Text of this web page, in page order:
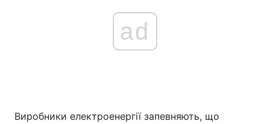
ad
Виробники електроенергії запевняють, що